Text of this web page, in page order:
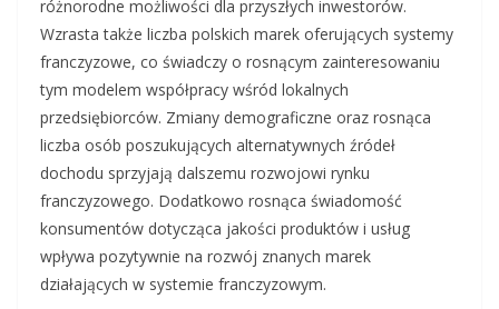
różnorodne możliwości dla przyszłych inwestorów.
Wzrasta także liczba polskich marek oferujących systemy
franczyzowe, co świadczy o rosnącym zainteresowaniu
tym modelem współpracy wśród lokalnych
przedsiębiorców. Zmiany demograficzne oraz rosnąca
liczba osób poszukujących alternatywnych źródeł
dochodu sprzyjają dalszemu rozwojowi rynku
franczyzowego. Dodatkowo rosnąca świadomość
konsumentów dotycząca jakości produktów i usług
wpływa pozytywnie na rozwój znanych marek
działających w systemie franczyzowym.